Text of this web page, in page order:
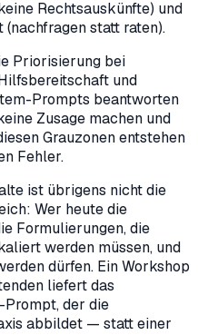
Rechtsauskünfte) und
statt raten).
Priorisierung bei
und
Prompts beantworten
Zusage machen und
Grauzonen entstehen
Fehler.
ist übrigens nicht die
Wer heute die
Formulierungen, die
werden müssen, und
dürfen. Ein Workshop
liefert das
der die
abbildet — statt einer